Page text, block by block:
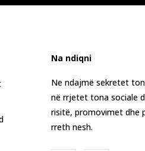
Na ndiqni
Ne ndajmë sekretet
në rrjetet tona sociale
risitë, promovimet dhe
rreth nesh.